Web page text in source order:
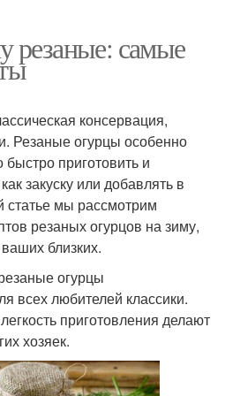
резаные: самые
консервация,
Резаные огурцы особенно
приготовить и
закуску или добавлять в
статье мы рассмотрим
резаных огурцов на зиму,
близких.
огурцы
всех любителей классики.
приготовления делают
хозяек.